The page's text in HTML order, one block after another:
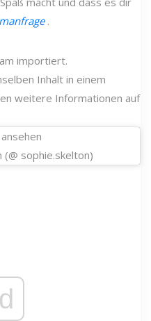
.
importiert.
Inhalt in einem
weitere Informationen auf
(@ sophie.skelton)